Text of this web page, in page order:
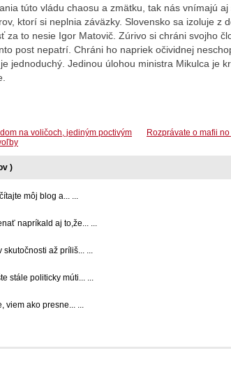
túto vládu chaosu a zmätku, tak nás vnímajú aj
ktorí si neplnia záväzky. Slovensko sa izoluje z
za to nesie Igor Matovič. Zúrivo si chráni svojho
post nepatrí. Chráni ho napriek očividnej
jednoduchý. Jedinou úlohou ministra Mikulca je
Rozprávate o mafii
na voličoch, jediným poctivým
)
môj blog a... ...
napríkald aj to,že... ...
skutočnosti až príliš... ...
stále politicky múti... ...
viem ako presne... ...